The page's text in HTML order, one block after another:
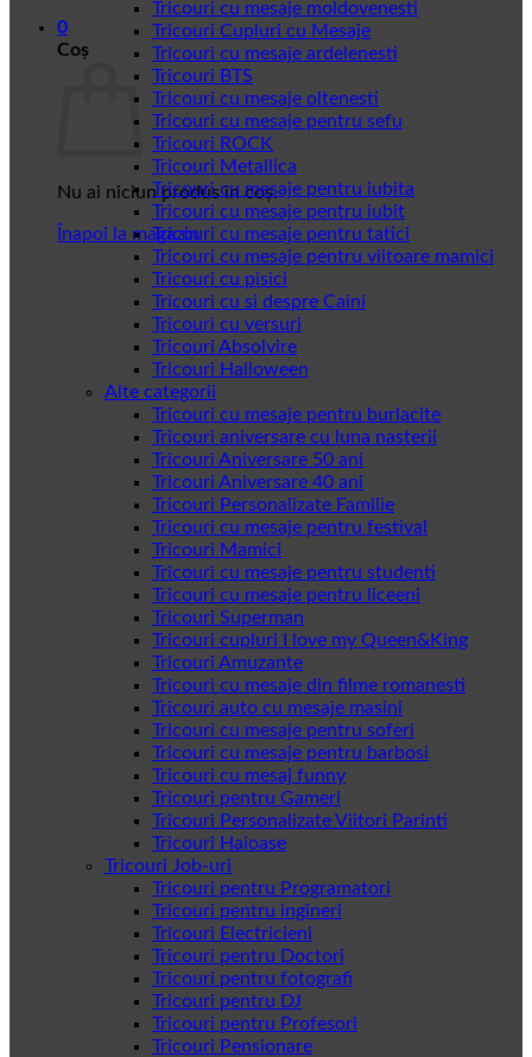
0
Coș
Nu ai niciun produs în coș.
Înapoi la magazin
Tricouri cu mesaje moldovenesti
Tricouri Cupluri cu Mesaje
Tricouri cu mesaje ardelenesti
Tricouri BTS
Tricouri cu mesaje oltenesti
Tricouri cu mesaje pentru sefu
Tricouri ROCK
Tricouri Metallica
Tricouri cu mesaje pentru iubita
Tricouri cu mesaje pentru iubit
Tricouri cu mesaje pentru tatici
Tricouri cu mesaje pentru viitoare mamici
Tricouri cu pisici
Tricouri cu si despre Caini
Tricouri cu versuri
Tricouri Absolvire
Tricouri Halloween
Alte categorii
Tricouri cu mesaje pentru burlacite
Tricouri aniversare cu luna nasterii
Tricouri Aniversare 50 ani
Tricouri Aniversare 40 ani
Tricouri Personalizate Familie
Tricouri cu mesaje pentru festival
Tricouri Mamici
Tricouri cu mesaje pentru studenti
Tricouri cu mesaje pentru liceeni
Tricouri Superman
Tricouri cupluri I love my Queen&King
Tricouri Amuzante
Tricouri cu mesaje din filme romanesti
Tricouri auto cu mesaje masini
Tricouri cu mesaje pentru soferi
Tricouri cu mesaje pentru barbosi
Tricouri cu mesaj funny
Tricouri pentru Gameri
Tricouri Personalizate Viitori Parinti
Tricouri Haioase
Tricouri Job-uri
Tricouri pentru Programatori
Tricouri pentru ingineri
Tricouri Electricieni
Tricouri pentru Doctori
Tricouri pentru fotografi
Tricouri pentru DJ
Tricouri pentru Profesori
Tricouri Pensionare